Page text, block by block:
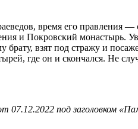
время его правления
и Покровский монастырь.
взят под стражу и
где он и скончался. Не
под заголовком